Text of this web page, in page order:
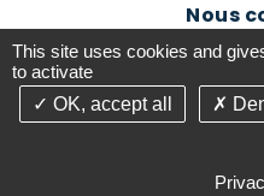
Nous
Prendre
This site uses cookies and
to activate
OK, accept all